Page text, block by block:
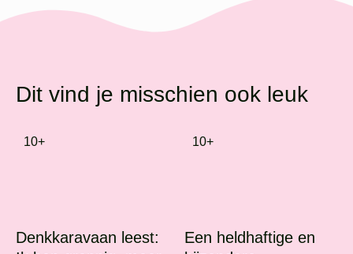
Dit vind je misschien ook leuk
10+
Denkkaravaan leest:
10+
Een heldhaftige en